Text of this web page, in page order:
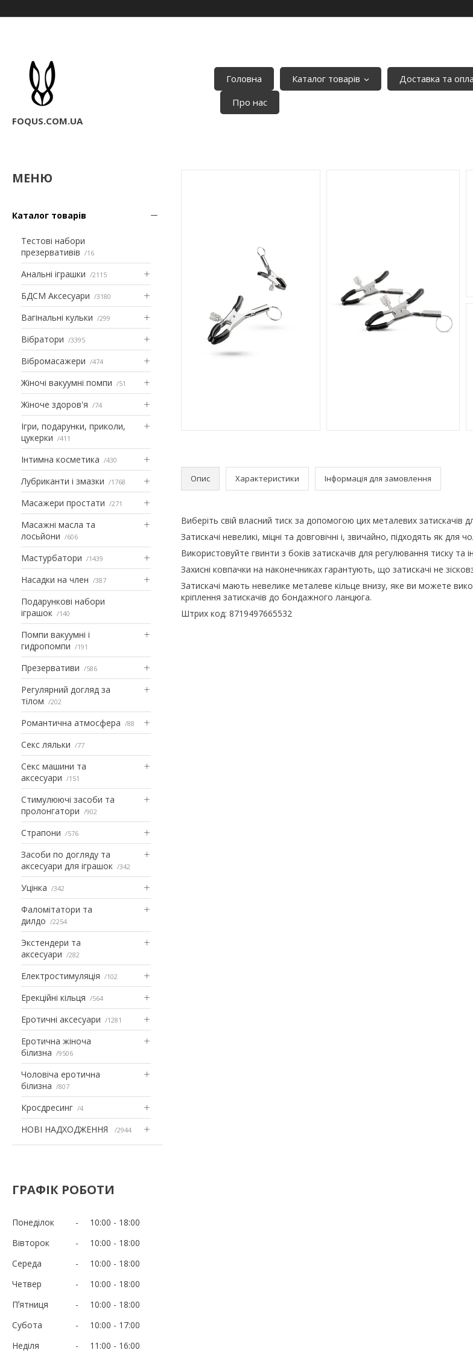
FOQUS.COM.UA
Головна Каталог товарів Доставка та
Про нас
Каталог товарів
Тестові набори
презервативів
16
Анальні іграшки 2115
БДСМ Аксесуари 3180
Вагінальні кульки 299
Вібратори 3395
Вібромасажери 474
Жіночі вакуумні помпи 51
Жіноче здоров'я 74
Ігри, подарунки, приколи,
цукерки
411
Інтимна косметика 430
Лубриканти і змазки 1768
Масажери простати 271
Масажні масла та
лосьйони
606
Мастурбатори 1439
Насадки на член 387
Подарункові набори
іграшок
140
Помпи вакуумні і
гидропомпи
191
Презервативи 586
Регулярний догляд за
тілом
202
Романтична атмосфера 88
Секс ляльки 77
Секс машини та
аксесуари
151
Стимулюючі засоби та
пролонгатори
902
Страпони 576
Засоби по догляду та
аксесуари для іграшок
342
Уцінка 342
Фаломітатори та
дилдо
2254
Экстендери та
аксесуари
282
Електростимуляція 102
Ерекційні кільця 564
Еротичні аксесуари 1281
Еротична жіноча
білизна
9506
Чоловіча еротична
білизна
807
Кросдресинг 4
НОВІ НАДХОДЖЕННЯ 2944
ГРАФІК РОБОТИ
Понеділок 10:00
18:00
Вівторок
10:00
18:00
Середа
10:00
18:00
Четвер
10:00
18:00
Пʼятниця
10:00
18:00
Субота
10:00
17:00
Неділя
11:00 16:00
Опис Характеристики Інформація для замовлення
Виберіть свій власний тиск за допомогою цих металевих затискачів
Затискачі невеликі, міцні та довговічні і, звичайно, підходять як для
Використовуйте гвинти з боків затискачів для регулювання тиску та
Захисні ковпачки на наконечниках гарантують, що затискачі не
Затискачі мають невелике металеве кільце внизу, яке ви можете
кріплення затискачів до бондажного ланцюга.
Штрих код: 8719497665532